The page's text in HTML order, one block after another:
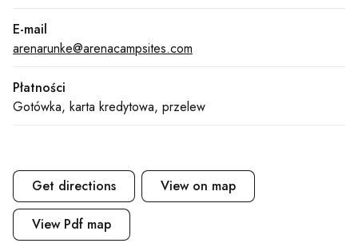
E-mail
arenarunke@arenacampsites.com
Płatności
Gotówka, karta kredytowa, przelew
Get directions View on map
View Pdf map